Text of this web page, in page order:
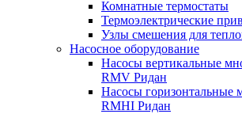
Комнатные термостаты
Термоэлектрические
Узлы смешения для
Насосное оборудование
Насосы вертикальные
RMV Ридан
Насосы горизонтальные
RMHI Ридан